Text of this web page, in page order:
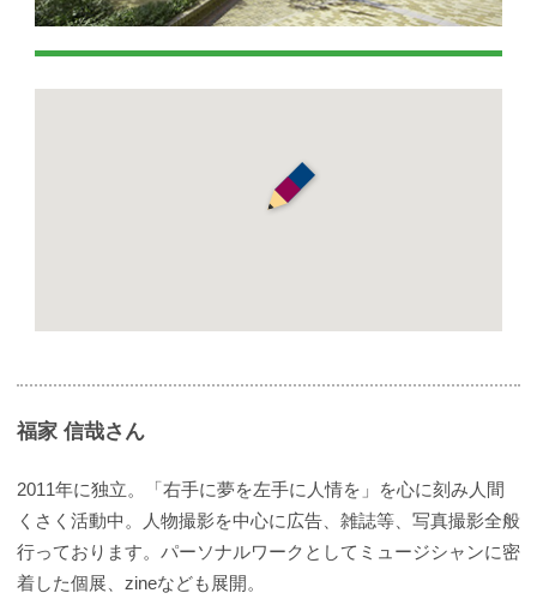
福家 信哉さん
2011年に独立。「右手に夢を左手に人情を」を心に刻み人間
くさく活動中。人物撮影を中心に広告、雑誌等、写真撮影全般
行っております。パーソナルワークとしてミュージシャンに密
着した個展、zineなども展開。